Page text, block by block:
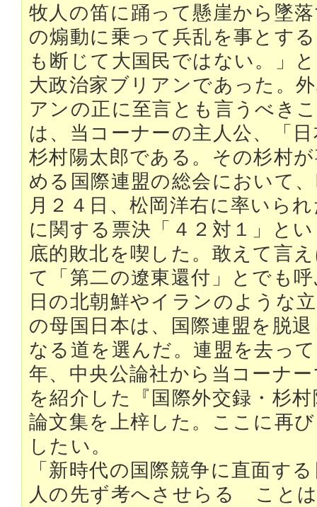
牧人の笛に踊って懸崖から墜
の煽動に乗って兵乱を事とす
も断じて大国民ではない。」
大政治家ブリアンであった。
アンの正に至言とも言うべき
は、当コーナーの主人公、「
杉村陽太郎である。その杉村
める国際連盟の総会において
月２４日、松岡洋右に率いら
に関する票決「４２対１」と
底的敗北を喫した。敢えて言
て「第二の遼東還付」とでも
日の北朝鮮やイランのような
の母国日本は、国際連盟を脱
なる道を選んだ。連盟を去っ
年、中央公論社から当コーナ
を紹介した『国際外交録・杉
論文集を上梓した。ここに再
したい。
「新時代の国際競争に直面す
人の先ず考へさせらるゝこと